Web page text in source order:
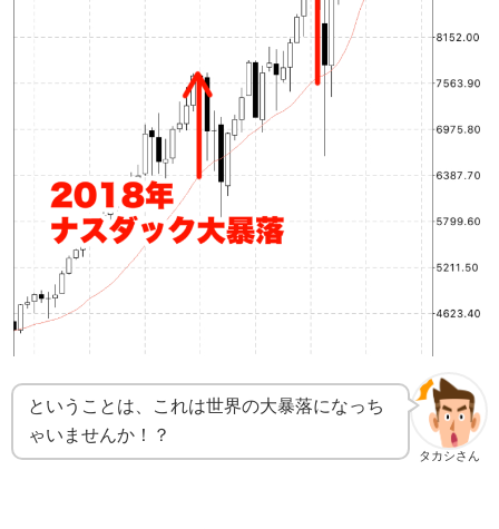
タカシさん
ということは、これは世界の大暴落になっち
ゃいませんか！？